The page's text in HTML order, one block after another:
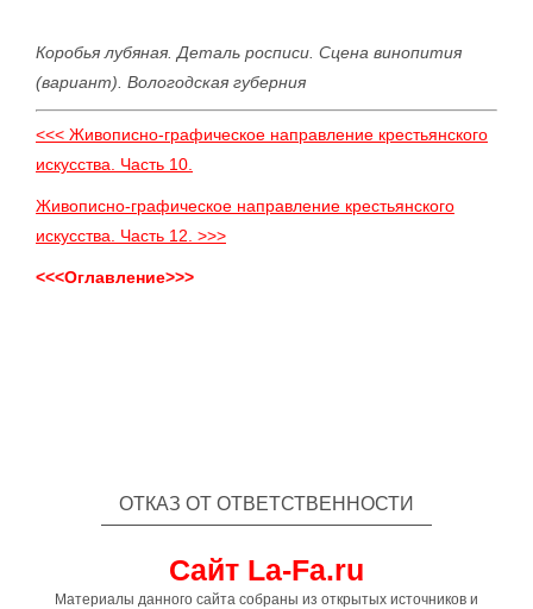
Коробья лубяная. Деталь росписи. Сцена винопития
(вариант). Вологодская губерния
<<< Живописно-графическое направление крестьянского
искусства. Часть 10.
Живописно-графическое направление крестьянского
искусства. Часть 12. >>>
<<<Оглавление>>>
ОТКАЗ ОТ ОТВЕТСТВЕННОСТИ
Сайт La-Fa.ru
Материалы данного сайта собраны из открытых источников и